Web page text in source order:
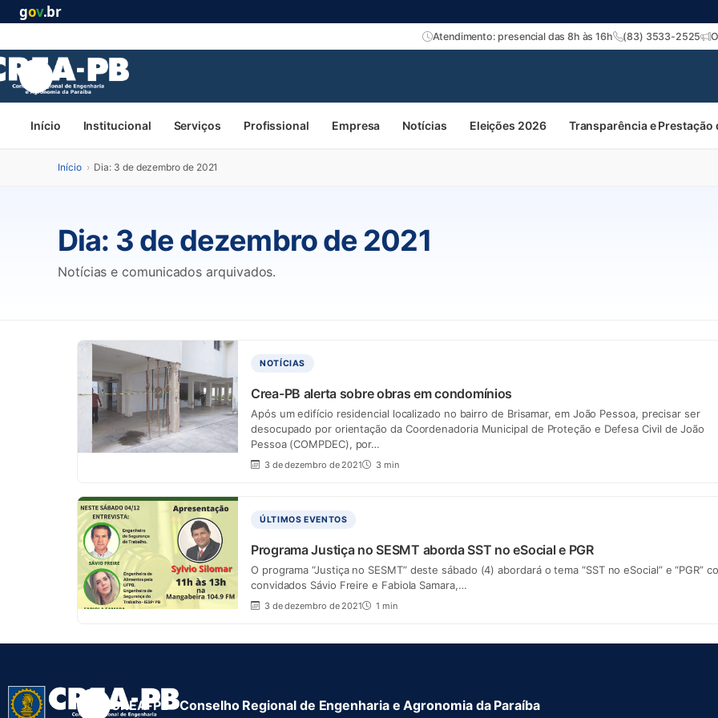
gov.br
Atendimento: presencial das 8h às 16h (83) 3533-2525
Início Institucional Serviços Profissional Empresa Notícias Eleições 2026 Transparência e Prestação
Início › Dia: 3 de dezembro de 2021
Dia: 3 de dezembro de 2021
Notícias e comunicados arquivados.
NOTÍCIAS
Crea-PB alerta sobre obras em condomínios
Após um edifício residencial localizado no bairro de Brisamar, em João Pessoa, precisar ser
desocupado por orientação da Coordenadoria Municipal de Proteção e Defesa Civil de João
Pessoa (COMPDEC), por…
3 de dezembro de 2021 3 min
ÚLTIMOS EVENTOS
Programa Justiça no SESMT aborda SST no eSocial e PGR
O programa “Justiça no SESMT” deste sábado (4) abordará o tema “SST no eSocial” e “PGR”
convidados Sávio Freire e Fabiola Samara,…
3 de dezembro de 2021 1 min
CREA-PB · Conselho Regional de Engenharia e Agronomia da Paraíba